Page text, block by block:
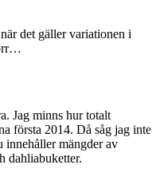
det gäller variationen i
Jag minns hur totalt
första 2014. Då såg jag inte
innehåller mängder av
dahliabuketter.